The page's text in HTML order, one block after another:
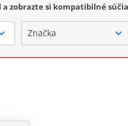
zobrazte si kompatibilné
Značka